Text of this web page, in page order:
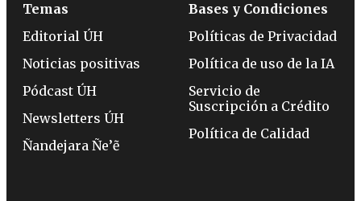
Temas
Editorial ÚH
Noticias positivas
Pódcast ÚH
Newsletters ÚH
Ñandejara Ñe’ẽ
Bases y Condiciones
Políticas de Privacidad
Política de uso de la IA
Servicio de
Suscripción a Crédito
Política de Calidad